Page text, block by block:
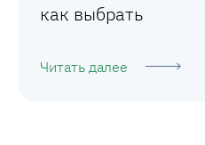
как выбрать
Читать далее